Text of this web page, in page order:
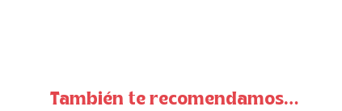
También te recomendamos…